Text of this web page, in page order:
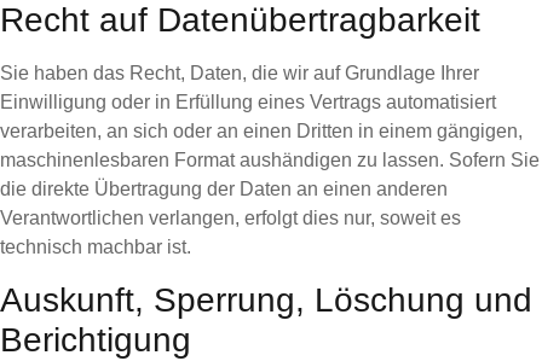
Recht auf Datenübertragbarkeit
Sie haben das Recht, Daten, die wir auf Grundlage Ihrer
Einwilligung oder in Erfüllung eines Vertrags automatisiert
verarbeiten, an sich oder an einen Dritten in einem gängigen,
maschinenlesbaren Format aushändigen zu lassen. Sofern Sie
die direkte Übertragung der Daten an einen anderen
Verantwortlichen verlangen, erfolgt dies nur, soweit es
technisch machbar ist.
Auskunft, Sperrung, Löschung und
Berichtigung